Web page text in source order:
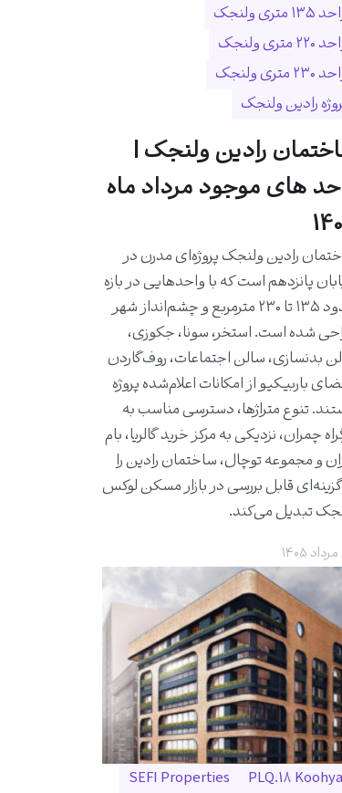
متری ولنجک
متری ولنجک
متری ولنجک
رادین ولنجک
رادین ولنجک |
های موجود مرداد ماه
رادین ولنجک پروژه‌ای مدرن در
پانزدهم است که با واحدهایی در بازه
حدود ۱۳۵ تا ۲۳۰ مترمربع و چشم‌انداز شهر
شده است. استخر، سونا، جکوزی،
بدنسازی، سالن اجتماعات، روف‌گاردن
باربیکیو از امکانات اعلام‌شده پروژه
تنوع متراژها، دسترسی مناسب به
چمران، نزدیکی به مرکز خرید گالریا، بام
و مجموعه توچال، ساختمان رادین را
قابل بررسی در بازار مسکن لوکس
تبدیل می‌کند.
PLQ.18
SEFI Properties